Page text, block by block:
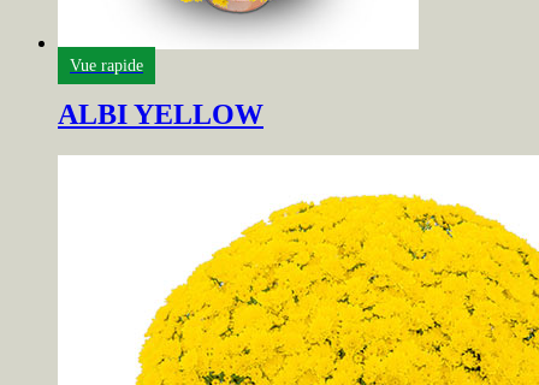
Vue rapide
ALBI YELLOW